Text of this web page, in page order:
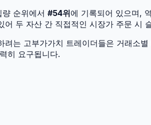
순위에서 #54위에 기록되어 있으며,
두 자산 간 직접적인 시장가 주문 시
는 고부가가치 트레이더들은 거래
히 요구됩니다.